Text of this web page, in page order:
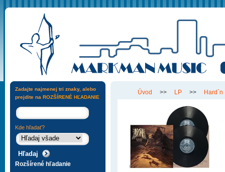
Úvod >> LP >>
Zadajte najmenej tri znaky, alebo
prejdite na ROZŠÍRENÉ HĽADANIE
Kde hľadať?
Rozšírené hľadanie